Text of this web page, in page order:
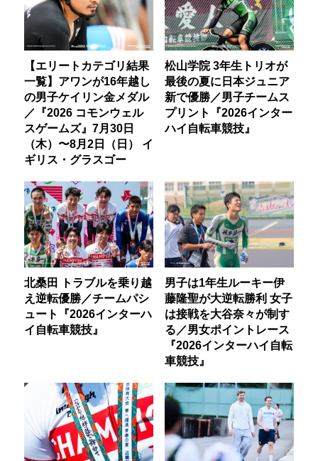
【エリートカテゴリ結果
一覧】アワンが16年越し
の男子ケイリン金メダル
／『2026 コモンウェル
スゲームズ』7月30日
（木）〜8月2日（日） イ
ギリス・グラスゴー
松山学院 3年生トリオが
最後の夏に日本ジュニア
新で優勝／男子チームス
プリント『2026インター
ハイ自転車競技』
北桑田 トラブルを乗り越
え逆転優勝／チームパシ
ュート『2026インターハ
イ自転車競技』
男子は1年生ルーキー伊
藤隆聖が大逆転勝利 女子
は接戦を大谷奈々が制す
る／男女ポイントレース
『2026インターハイ自転
車競技』